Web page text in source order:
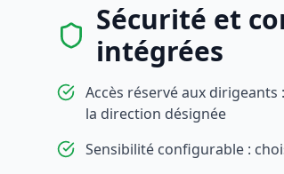
Sécurité et
intégrées
Accès réservé aux
la direction désignée
Sensibilité configurable :